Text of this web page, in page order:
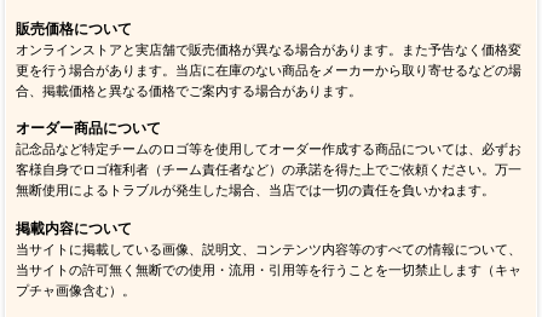
販売価格について
オンラインストアと実店舗で販売価格が異なる場合があります。また予告なく価格変
更を行う場合があります。当店に在庫のない商品をメーカーから取り寄せるなどの場
合、掲載価格と異なる価格でご案内する場合があります。
オーダー商品について
記念品など特定チームのロゴ等を使用してオーダー作成する商品については、必ずお
客様自身でロゴ権利者（チーム責任者など）の承諾を得た上でご依頼ください。万一
無断使用によるトラブルが発生した場合、当店では一切の責任を負いかねます。
掲載内容について
当サイトに掲載している画像、説明文、コンテンツ内容等のすべての情報について、
当サイトの許可無く無断での使用・流用・引用等を行うことを一切禁止します（キャ
プチャ画像含む）。